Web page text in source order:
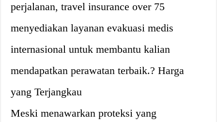
perjalanan, travel insurance over 75
menyediakan layanan evakuasi medis
internasional untuk membantu kalian
mendapatkan perawatan terbaik.? Harga
yang Terjangkau
Meski menawarkan proteksi yang